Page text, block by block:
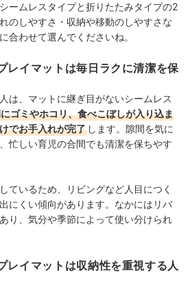
ームレスタイプと折りたたみタイプの2
のしやすさ・収納や移動のしやすさな
合わせて選んでくださいね。
レイマットは毎日ラクに清潔を保
は、マットに継ぎ目がないシームレス
ゴミやホコリ、食べこぼしが入り込ま
でお手入れが完了 します。隙間を気に
忙しい育児の合間でも清潔を保ちやす
ているため、リビングなど人目につく
にくい傾向があります。なかにはリバ
り、気分や季節によって使い分けられ
レイマットは収納性を重視する人